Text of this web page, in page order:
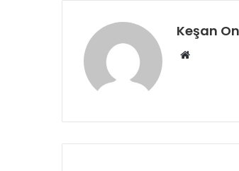
Keşan
Web